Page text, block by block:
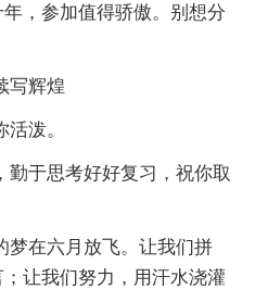
，参加值得骄傲。别想分
辉煌
泼。
于思考好好复习，祝你取
在六月放飞。让我们拼
让我们努力，用汗水浇灌